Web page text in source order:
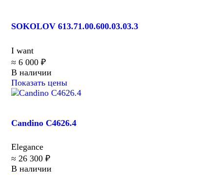
SOKOLOV 613.71.00.600.03.03.3
I want
≈ 6 000 ₽
В наличии
Показать цены
Candino C4626.4
Elegance
≈ 26 300 ₽
В наличии